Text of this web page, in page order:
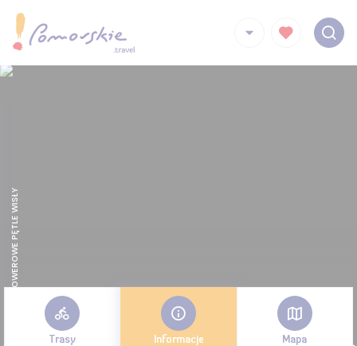
ROWEROWE PĘTLE WISŁY
Trasy Informacje Mapa